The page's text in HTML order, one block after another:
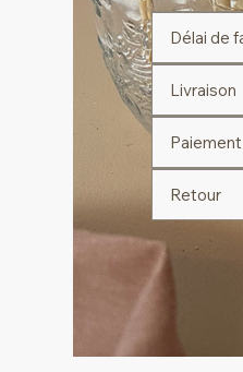
Délai de
Livraison
Paiement
Retour